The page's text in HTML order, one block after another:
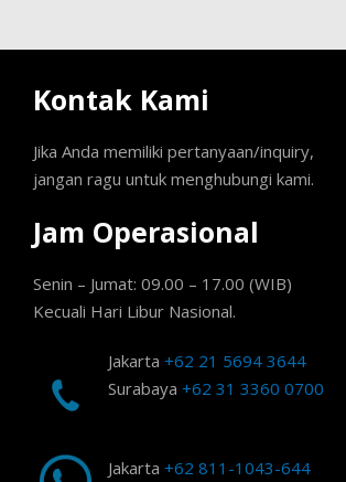
Kontak Kami
Jika Anda memiliki pertanyaan/inquiry,
jangan ragu untuk menghubungi kami.
Jam Operasional
Senin – Jumat: 09.00 – 17.00 (WIB)
Kecuali Hari Libur Nasional.
Jakarta +62 21 5694 3644
Surabaya +62 31 3360 0700
Jakarta +62 811-1043-644